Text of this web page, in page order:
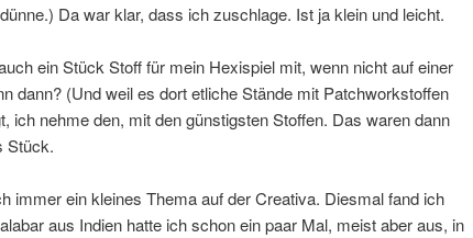
Da war klar, dass ich zuschlage. Ist ja klein und leicht.
ein Stück Stoff für mein Hexispiel mit, wenn nicht auf einer
dann? (Und weil es dort etliche Stände mit Patchworkstoffen
ich nehme den, mit den günstigsten Stoffen. Das waren dann
Stück.
immer ein kleines Thema auf der Creativa. Diesmal fand ich
aus Indien hatte ich schon ein paar Mal, meist aber aus, in